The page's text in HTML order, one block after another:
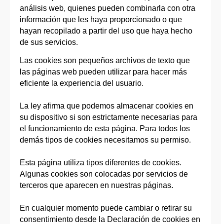
análisis web, quienes pueden combinarla con otra
información que les haya proporcionado o que
hayan recopilado a partir del uso que haya hecho
de sus servicios.
Las cookies son pequeños archivos de texto que
las páginas web pueden utilizar para hacer más
eficiente la experiencia del usuario.
La ley afirma que podemos almacenar cookies en
su dispositivo si son estrictamente necesarias para
el funcionamiento de esta página. Para todos los
demás tipos de cookies necesitamos su permiso.
Esta página utiliza tipos diferentes de cookies.
Algunas cookies son colocadas por servicios de
terceros que aparecen en nuestras páginas.
En cualquier momento puede cambiar o retirar su
consentimiento desde la Declaración de cookies en